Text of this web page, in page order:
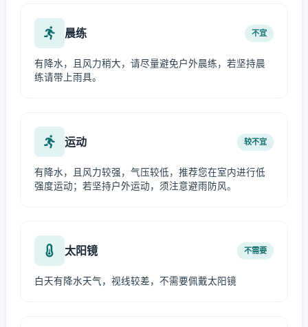
晨练 不宜
有降水，且风力稍大，请尽量避免户外晨练，若坚持晨
练请带上雨具。
运动 较不宜
有降水，且风力较强，气压较低，推荐您在室内进行低
强度运动；若坚持户外运动，须注意避雨防风。
太阳镜 不需要
白天有降水天气，视线较差，不需要佩戴太阳镜